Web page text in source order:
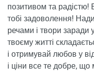
позитивом та
тобі задоволення!
речами і твори заради
твоєму житті
і отримувай любов у
і ціни все те добре,